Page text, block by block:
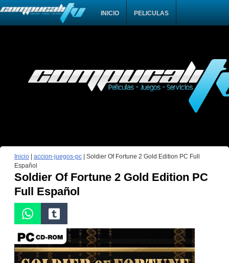
INICIO PELICULAS
Inicio| accion-juegos-pc| Soldier Of Fortune 2 Gold Edition PC Full
Español
Soldier Of Fortune 2 Gold Edition PC
Full Español